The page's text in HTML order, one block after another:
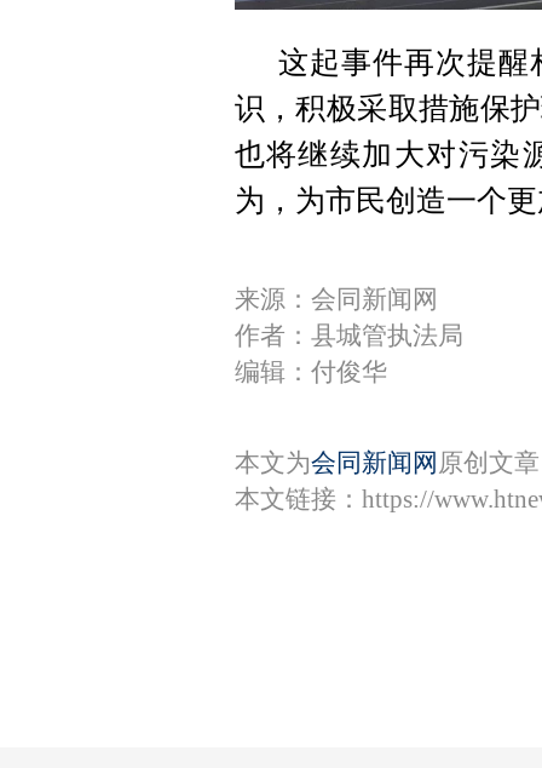
这起事件再次提醒
识，积极采取措施保
也将继续加大对污染
为，为市民创造一个
来源：会同新闻网
作者：县城管执法局
编辑：付俊华
本文为会同新闻网 原创文
本文链接： https://